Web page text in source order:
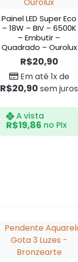
Painel LED Super Eco
– 18W – BIV – 6500K
– Embutir –
Quadrado – Ourolux
R$20,90
Em até 1x de
R$20,90 sem juros
A vista
R$19,86 no Pix